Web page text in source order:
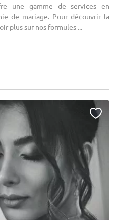
une gamme de services en
de mariage. Pour découvrir la
plus sur nos formules ...